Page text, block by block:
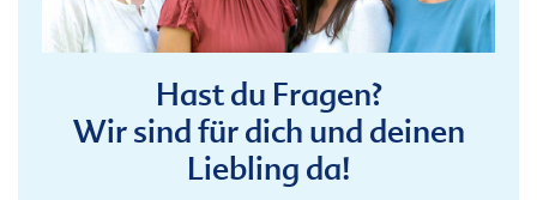
Hast du Fragen?
Wir sind für dich und deinen
Liebling da!